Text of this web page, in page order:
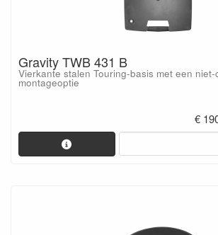
Gravity TWB 431 B
Vierkante stalen Touring-basis met een niet-
montageoptie
€